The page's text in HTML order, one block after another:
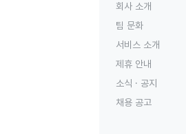
회사 소개
팀 문화
서비스 소개
제휴 안내
소식 · 공지
채용 공고